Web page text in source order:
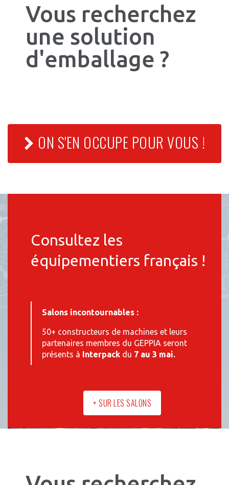
Vous recherchez
une solution
d'emballage ?
ON S'EN OCCUPE POUR VOUS !
Consultez les
équipementiers français !
Salons incontournables :
50+ constructeurs de machines et leurs
partenaires membres du GEPPIA seront
présents à Interpack du 7 au 3 mai.
+ SUR LES SALONS